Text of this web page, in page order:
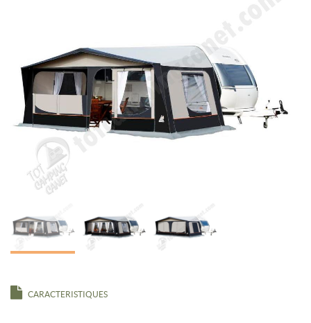
CARACTERISTIQUES